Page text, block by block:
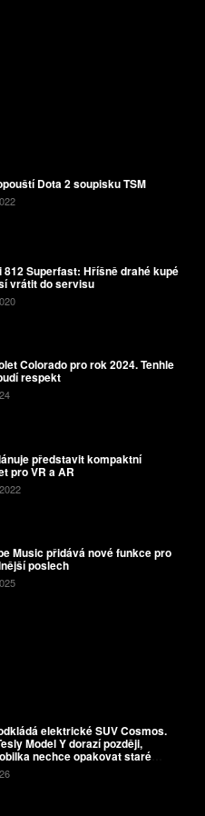
Dota 2 soupisku TSM
812 Superfast: Hříšně drahé kupé
vrátit do servisu
Colorado pro rok 2024. Tenhle
respekt
představit kompaktní
pro VR a AR
Music přidává nové funkce pro
poslech
elektrické SUV Cosmos.
Model Y dorazí později,
nechce opakovat staré